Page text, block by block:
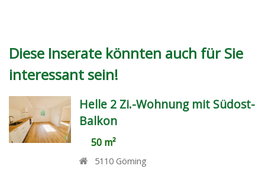
Diese Inserate könnten auch für Sie
interessant sein!
Helle 2 Zi.-Wohnung mit Südost-
Balkon
50 m²
5110 Göming